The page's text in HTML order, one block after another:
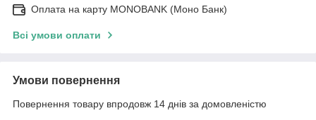
Оплата на карту MONOBANK (Моно Банк)
Всі умови оплати
Умови повернення
Повернення товару впродовж 14 днів за домовленістю